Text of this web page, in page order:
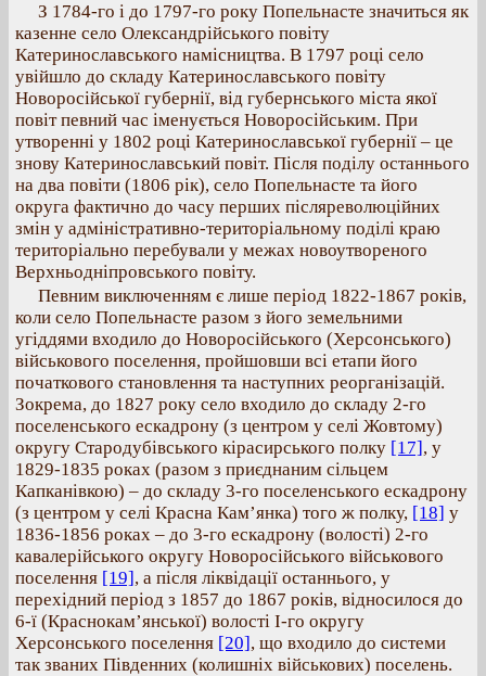
З 1784-го і до 1797-го року Попельнасте значиться як
казенне село Олександрійського повіту
Катеринославського намісництва. В 1797 році село
увійшло до складу Катеринославського повіту
Новоросійської губернії, від губернського міста якої
повіт певний час іменується Новоросійським. При
утворенні у 1802 році Катеринославської губернії – це
знову Катеринославський повіт. Після поділу останнього
на два повіти (1806 рік), село Попельнасте та його
округа фактично до часу перших післяреволюційних
змін у адміністративно-територіальному поділі краю
територіально перебували у межах новоутвореного
Верхньодніпровського повіту.
Певним виключенням є лише період 1822-1867 років,
коли село Попельнасте разом з його земельними
угіддями входило до Новоросійського (Херсонського)
військового поселення, пройшовши всі етапи його
початкового становлення та наступних реорганізацій.
Зокрема, до 1827 року село входило до складу 2-го
поселенського ескадрону (з центром у селі Жовтому)
округу Стародубівського кірасирського полку [17], у
1829-1835 роках (разом з приєднаним сільцем
Капканівкою) – до складу 3-го поселенського ескадрону
(з центром у селі Красна Кам’янка) того ж полку, [18] у
1836-1856 роках – до 3-го ескадрону (волості) 2-го
кавалерійського округу Новоросійського військового
поселення [19], а після ліквідації останнього, у
перехідний період з 1857 до 1867 років, відносилося до
6-ї (Краснокам’янської) волості І-го округу
Херсонського поселення [20], що входило до системи
так званих Південних (колишніх військових) поселень.